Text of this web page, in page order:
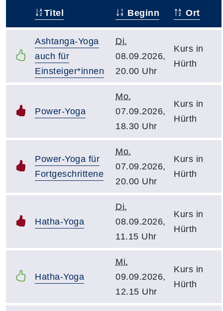
Titel Beginn Ort
Ashtanga-Yoga
auch für
Einsteiger*innen
Di.
08.09.2026,
20.00 Uhr
Kurs in
Hürth
Power-Yoga
Mo.
07.09.2026,
18.30 Uhr
Kurs in
Hürth
Power-Yoga für
Fortgeschrittene
Mo.
07.09.2026,
20.00 Uhr
Kurs in
Hürth
Hatha-Yoga
Di.
08.09.2026,
11.15 Uhr
Kurs in
Hürth
Hatha-Yoga
Mi.
09.09.2026,
12.15 Uhr
Kurs in
Hürth